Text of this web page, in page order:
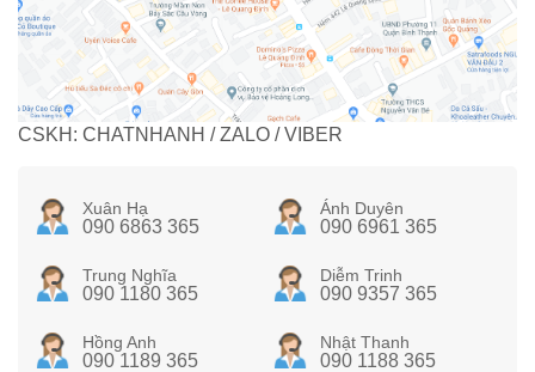
CSKH: CHATNHANH / ZALO / VIBER
Xuân Hạ
090 6863 365
Ánh Duyên
090 6961 365
Trung Nghĩa
090 1180 365
Diễm Trinh
090 9357 365
Hồng Anh
090 1189 365
Nhật Thanh
090 1188 365